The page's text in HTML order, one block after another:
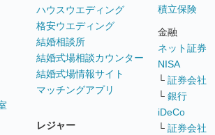
ハウスウエディング
格安ウエディング
結婚相談所
結婚式場相談カウンター
結婚式場情報サイト
マッチングアプリ
レジャー
積立保険
金融
ネット証券
NISA
└ 証券会社
└ 銀行
iDeCo
└ 証券会社